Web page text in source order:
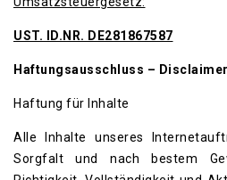
UST. ID.NR. DE281867587
Haftungsausschluss –
Haftung für Inhalte
Alle Inhalte unseres
Sorgfalt und nach bestem